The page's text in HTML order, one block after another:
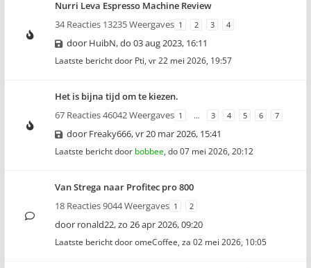
Nurri Leva Espresso Machine Review
34 Reacties 13235 Weergaves 1 2 3 4
door HuibN,do 03 aug 2023, 16:11
Laatste bericht door Pti, vr 22 mei 2026, 19:57
Het is bijna tijd om te kiezen.
67 Reacties 46042 Weergaves 1 … 3 4 5 6 7
door Freaky666,vr 20 mar 2026, 15:41
Laatste bericht door bobbee, do 07 mei 2026, 20:12
Van Strega naar Profitec pro 800
18 Reacties 9044 Weergaves 1 2
door ronald22,zo 26 apr 2026, 09:20
Laatste bericht dooromeCoffee, za 02 mei 2026, 10:05